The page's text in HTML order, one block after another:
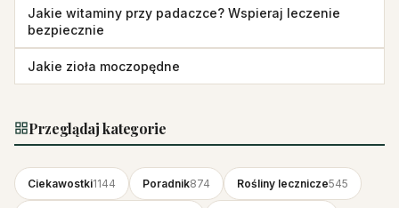
Jakie witaminy przy padaczce? Wspieraj leczenie
bezpiecznie
Jakie zioła moczopędne
Przeglądaj kategorie
Ciekawostki1144 Poradnik874 Rośliny lecznicze545